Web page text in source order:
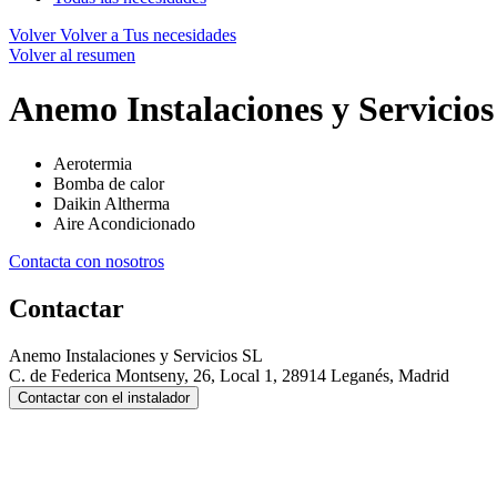
Volver Volver a Tus necesidades
Volver al resumen
Anemo Instalaciones y
Aerotermia
Bomba de calor
Daikin Altherma
Aire Acondicionado
Contacta con nosotros
Contactar
Anemo Instalaciones y Servicios SL
C. de Federica Montseny, 26, Local 1, 28914 Leganés, Madrid
Contactar con el instalador